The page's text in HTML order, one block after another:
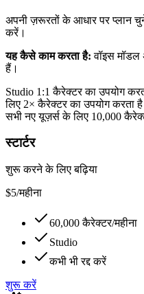
अपनी ज़रूरतों के आधार पर प्लान
करें।
यह कैसे काम करता है: वॉइस
हैं।
Studio 1:1 कैरेक्टर का उपयोग
लिए 2× कैरेक्टर का उपयोग करता
सभी नए यूज़र्स के लिए 10,000
स्टार्टर
शुरू करने के लिए बढ़िया
$5/महीना
60,000 कैरेक्टर/महीना
Studio
कभी भी रद्द करें
शुरू करें